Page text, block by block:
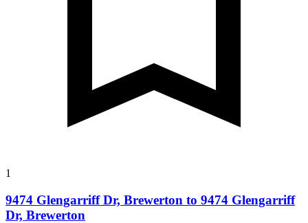
1
9474 Glengarriff Dr, Brewerton to 9474 Glengarriff
Dr, Brewerton